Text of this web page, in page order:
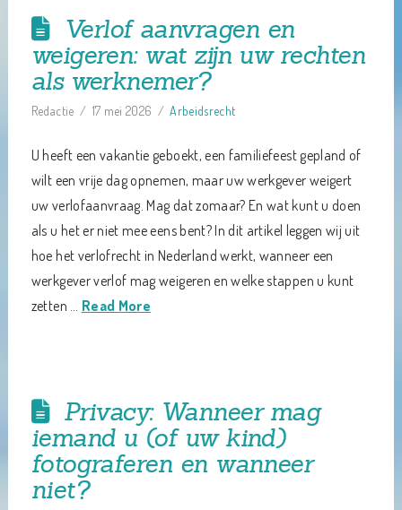
Verlof aanvragen en
weigeren: wat zijn uw rechten
als werknemer?
Redactie 17 mei 2026 Arbeidsrecht
U heeft een vakantie geboekt, een familiefeest gepland of
wilt een vrije dag opnemen, maar uw werkgever weigert
uw verlofaanvraag. Mag dat zomaar? En wat kunt u doen
als u het er niet mee eens bent? In dit artikel leggen wij uit
hoe het verlofrecht in Nederland werkt, wanneer een
werkgever verlof mag weigeren en welke stappen u kunt
zetten … Read More
Privacy: Wanneer mag
iemand u (of uw kind)
fotograferen en wanneer
niet?